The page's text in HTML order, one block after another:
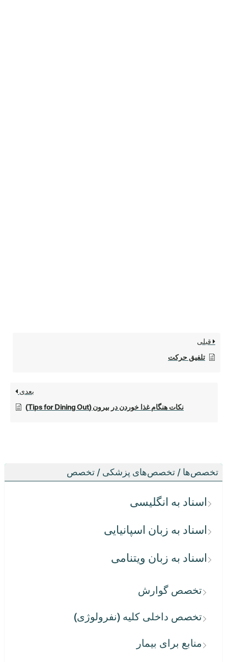
تخصص‌ها / تخصص‌های پزشکی / تخصص
اسناد به انگلیسی
اسناد به زبان اسپانیایی
اسناد به زبان ویتنامی
تخصص گوارش
تخصص داخلی کلیه (نفرولوژی)
منابع برای بیمار
قبلی
تلفیق حرکت
بعدی
نکات هنگام غذا خوردن در بیرون (Tips for Dining Out)